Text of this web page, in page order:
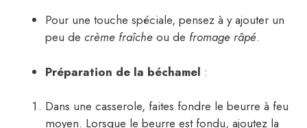
Pour une touche spéciale, pensez à y ajouter un
peu de crème fraîche ou de fromage râpé.
Préparation de la béchamel :
Dans une casserole, faites fondre le beurre à feu
moyen. Lorsque le beurre est fondu, ajoutez la